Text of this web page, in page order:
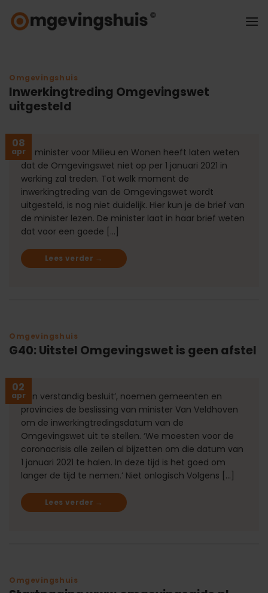
naar
Omgevingshuis
Inwerkingtreding Omgevingswet
uitgesteld
08
aprDe minister voor Milieu en Wonen heeft laten weten
dat de Omgevingswet niet op per 1 januari 2021 in
werking zal treden. Tot welk moment de
inwerkingtreding van de Omgevingswet wordt
uitgesteld, is nog niet duidelijk. Hier kun je de brief van
de minister lezen. De minister laat in haar brief weten
dat voor een goede […]
Lees verder →
Omgevingshuis
G40: Uitstel Omgevingswet is geen afstel
02
apr‘Een verstandig besluit’, noemen gemeenten en
provincies de beslissing van minister Van Veldhoven
om de inwerkingtredingsdatum van de
Omgevingswet uit te stellen. ‘We moesten voor de
coronacrisis alle zeilen al bijzetten om die datum van
1 januari 2021 te halen. In deze tijd is het goed om
langer de tijd te nemen.’ Niet onlogisch Volgens […]
Lees verder →
Omgevingshuis